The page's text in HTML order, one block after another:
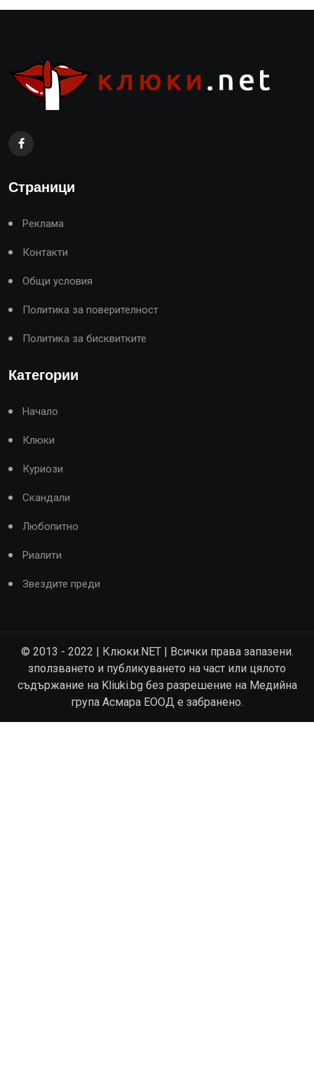
Страници
Реклама
Контакти
Общи условия
Политика за поверителност
Политика за бисквитките
Категории
Начало
Клюки
Куриози
Скандали
Любопитно
Риалити
Звездите преди
© 2013 - 2022 | Клюки.NET | Всички права запазени.
зползването и публикуването на част или цялото
съдържание на Kliuki.bg без разрешение на Медийна
група Асмара ЕООД е забранено.